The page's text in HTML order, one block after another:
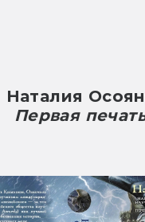
Наталия
Первая